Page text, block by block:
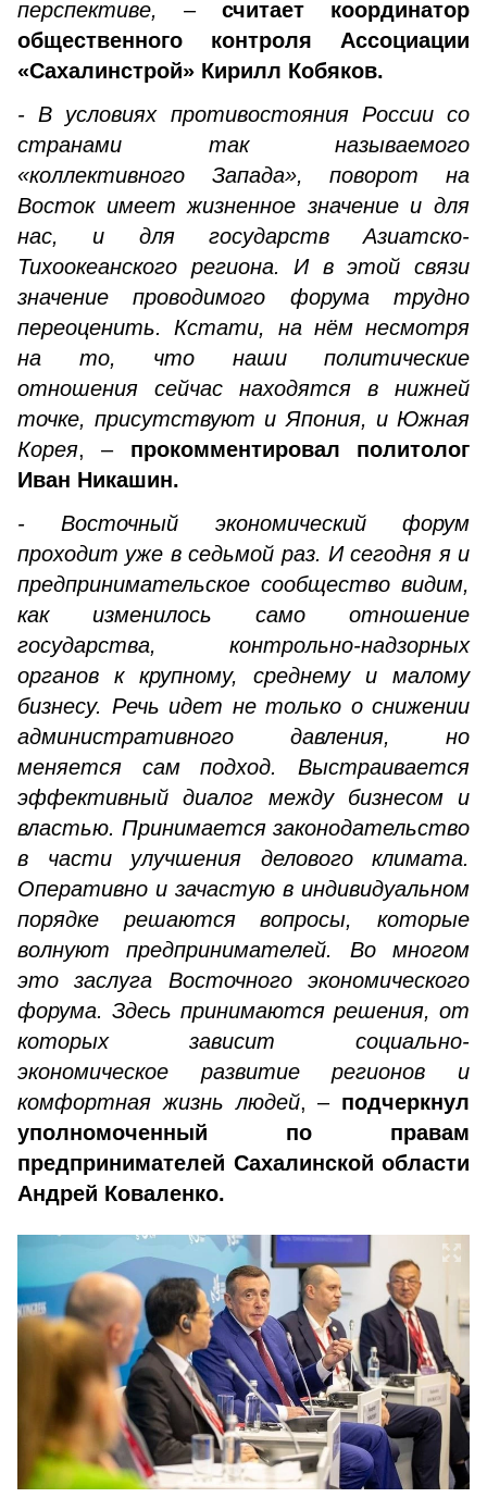
перспективе, – считает координатор
общественного контроля Ассоциации
«Сахалинстрой» Кирилл Кобяков.
- В условиях противостояния России со
странами так называемого
«коллективного Запада», поворот на
Восток имеет жизненное значение и для
нас, и для государств Азиатско-
Тихоокеанского региона. И в этой связи
значение проводимого форума трудно
переоценить. Кстати, на нём несмотря
на то, что наши политические
отношения сейчас находятся в нижней
точке, присутствуют и Япония, и Южная
Корея, – прокомментировал политолог
Иван Никашин.
- Восточный экономический форум
проходит уже в седьмой раз. И сегодня я и
предпринимательское сообщество видим,
как изменилось само отношение
государства, контрольно-надзорных
органов к крупному, среднему и малому
бизнесу. Речь идет не только о снижении
административного давления, но
меняется сам подход. Выстраивается
эффективный диалог между бизнесом и
властью. Принимается законодательство
в части улучшения делового климата.
Оперативно и зачастую в индивидуальном
порядке решаются вопросы, которые
волнуют предпринимателей. Во многом
это заслуга Восточного экономического
форума. Здесь принимаются решения, от
которых зависит социально-
экономическое развитие регионов и
комфортная жизнь людей, – подчеркнул
уполномоченный по правам
предпринимателей Сахалинской области
Андрей Коваленко.